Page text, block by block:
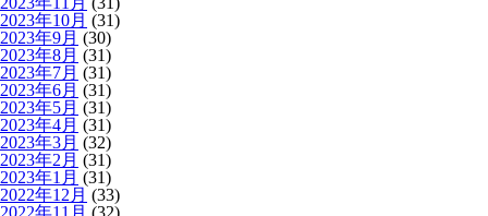
2023年10月 (31)
2023年9月 (30)
2023年8月 (31)
2023年7月 (31)
2023年6月 (31)
2023年5月 (31)
2023年4月 (31)
2023年3月 (32)
2023年2月 (31)
2023年1月 (31)
2022年12月 (33)
2022年11月 (32)